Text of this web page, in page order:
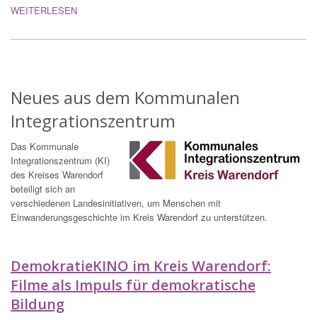
WEITERLESEN
Neues aus dem Kommunalen
Integrationszentrum
Das Kommunale
Integrationszentrum (KI)
des Kreises Warendorf
beteiligt sich an
verschiedenen Landesinitiativen, um Menschen mit
Einwanderungsgeschichte im Kreis Warendorf zu unterstützen.
DemokratieKINO im Kreis Warendorf:
Filme als Impuls für demokratische
Bildung